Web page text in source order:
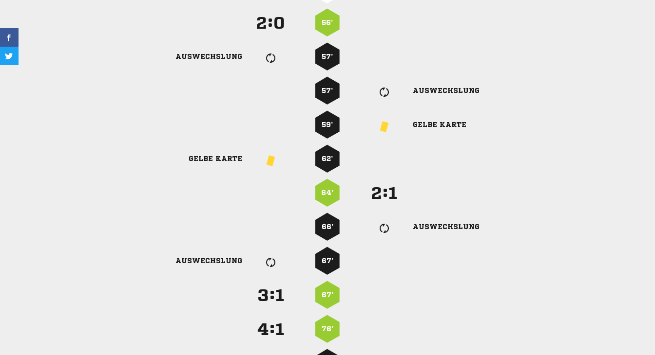
: 56’
AUSWECHSLUNG 57’
57’ AUSWECHSLUNG
59’ GELBE KARTE
GELBE KARTE 62’
64’ :
66’ AUSWECHSLUNG
AUSWECHSLUNG 67’
: 67’
: 76’